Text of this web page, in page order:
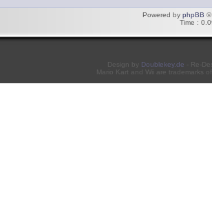
Powered by phpBB ©
Time :
Design by Doublekey.de - Re-
Mario Kart and Wii are trademarks